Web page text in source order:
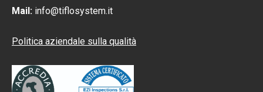
Mail: info@tiflosystem.it
Politica aziendale sulla qualità